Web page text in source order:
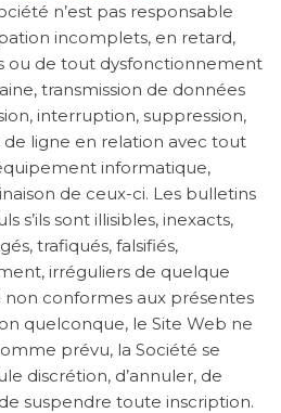
n’est pas responsable
incomplets, en retard,
ou de tout dysfonctionnement
transmission de données
interruption, suppression,
ligne en relation avec tout
informatique,
de ceux-ci. Les bulletins
s’ils sont illisibles, inexacts,
trafiqués, falsifiés,
irréguliers de quelque
conformes aux présentes
quelconque, le Site Web ne
prévu, la Société se
discrétion, d’annuler, de
suspendre toute inscription.